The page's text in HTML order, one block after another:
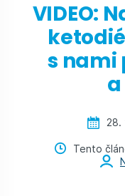
VIDEO:
s nami
28.
Tento